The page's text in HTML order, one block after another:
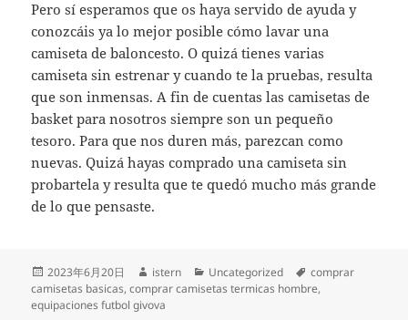
Pero sí esperamos que os haya servido de ayuda y
conozcáis ya lo mejor posible cómo lavar una
camiseta de baloncesto. O quizá tienes varias
camiseta sin estrenar y cuando te la pruebas, resulta
que son inmensas. A fin de cuentas las camisetas de
basket para nosotros siempre son un pequeño
tesoro. Para que nos duren más, parezcan como
nuevas. Quizá hayas comprado una camiseta sin
probartela y resulta que te quedó mucho más grande
de lo que pensaste.
Publicado
el
2023年6月20日 Autor
istern Categorías
Uncategorized Etiquetas
comprar
camisetas basicas,comprar camisetas termicas hombre,
equipaciones futbol givova